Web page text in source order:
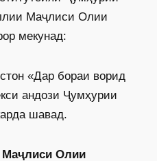
Маҷлиси Олии
мекунад:
«Дар бораи ворид
андози Ҷумҳурии
шавад.
Олии